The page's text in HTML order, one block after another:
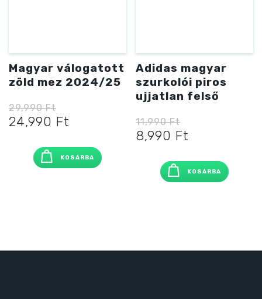
Magyar válogatott
zöld mez 2024/25
29,990Ft
Original
was:
29,990 Ft
24,990 Ft
is:
24,990 Ft
KOSÁRBA
Adidas magyar
szurkolói piros
ujjatlan felső
11,990Ft
Original
was:
11,990 Ft
8,990 Ft
is:
8,990 Ft
KOSÁRBA